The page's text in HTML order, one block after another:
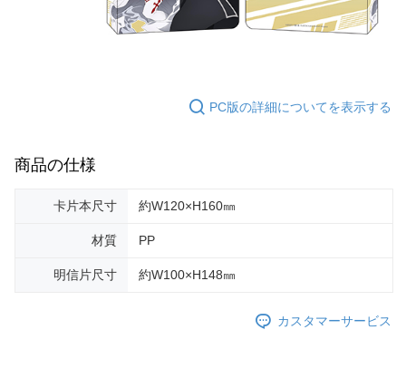
PC版の詳細についてを表示する
商品の仕様
卡片本尺寸 約W120×H160㎜
材質 PP
明信片尺寸 約W100×H148㎜
カスタマーサービス